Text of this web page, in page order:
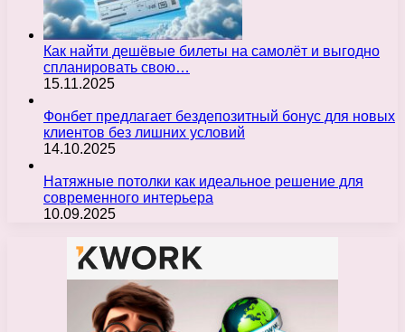
Как найти дешёвые билеты на самолёт и выгодно
спланировать свою…
15.11.2025
Фонбет предлагает бездепозитный бонус для новых
клиентов без лишних условий
14.10.2025
Натяжные потолки как идеальное решение для
современного интерьера
10.09.2025